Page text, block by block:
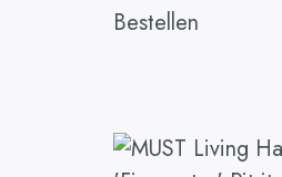
Bestellen